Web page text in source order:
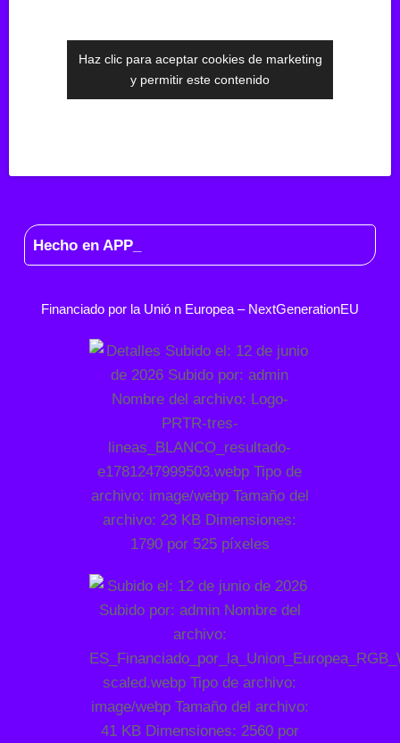
Haz clic para aceptar cookies de marketing
y permitir este contenido
Hecho en APP_
Financiado por la Unió n Europea – NextGenerationEU